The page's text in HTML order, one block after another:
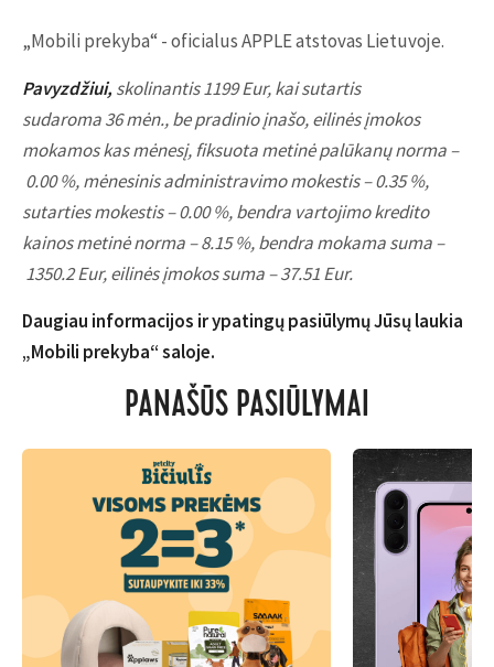
„Mobili prekyba“ - oficialus APPLE atstovas Lietuvoje.
Pavyzdžiui, skolinantis 1199 Eur, kai sutartis
sudaroma 36 mėn., be pradinio įnašo, eilinės įmokos
mokamos kas mėnesį, fiksuota metinė palūkanų norma –
0.00 %, mėnesinis administravimo mokestis – 0.35 %,
sutarties mokestis – 0.00 %, bendra vartojimo kredito
kainos metinė norma – 8.15 %, bendra mokama suma –
1350.2 Eur, eilinės įmokos suma – 37.51 Eur.
Daugiau informacijos ir ypatingų pasiūlymų Jūsų laukia
„Mobili prekyba“ saloje.
PANAŠŪS PASIŪLYMAI